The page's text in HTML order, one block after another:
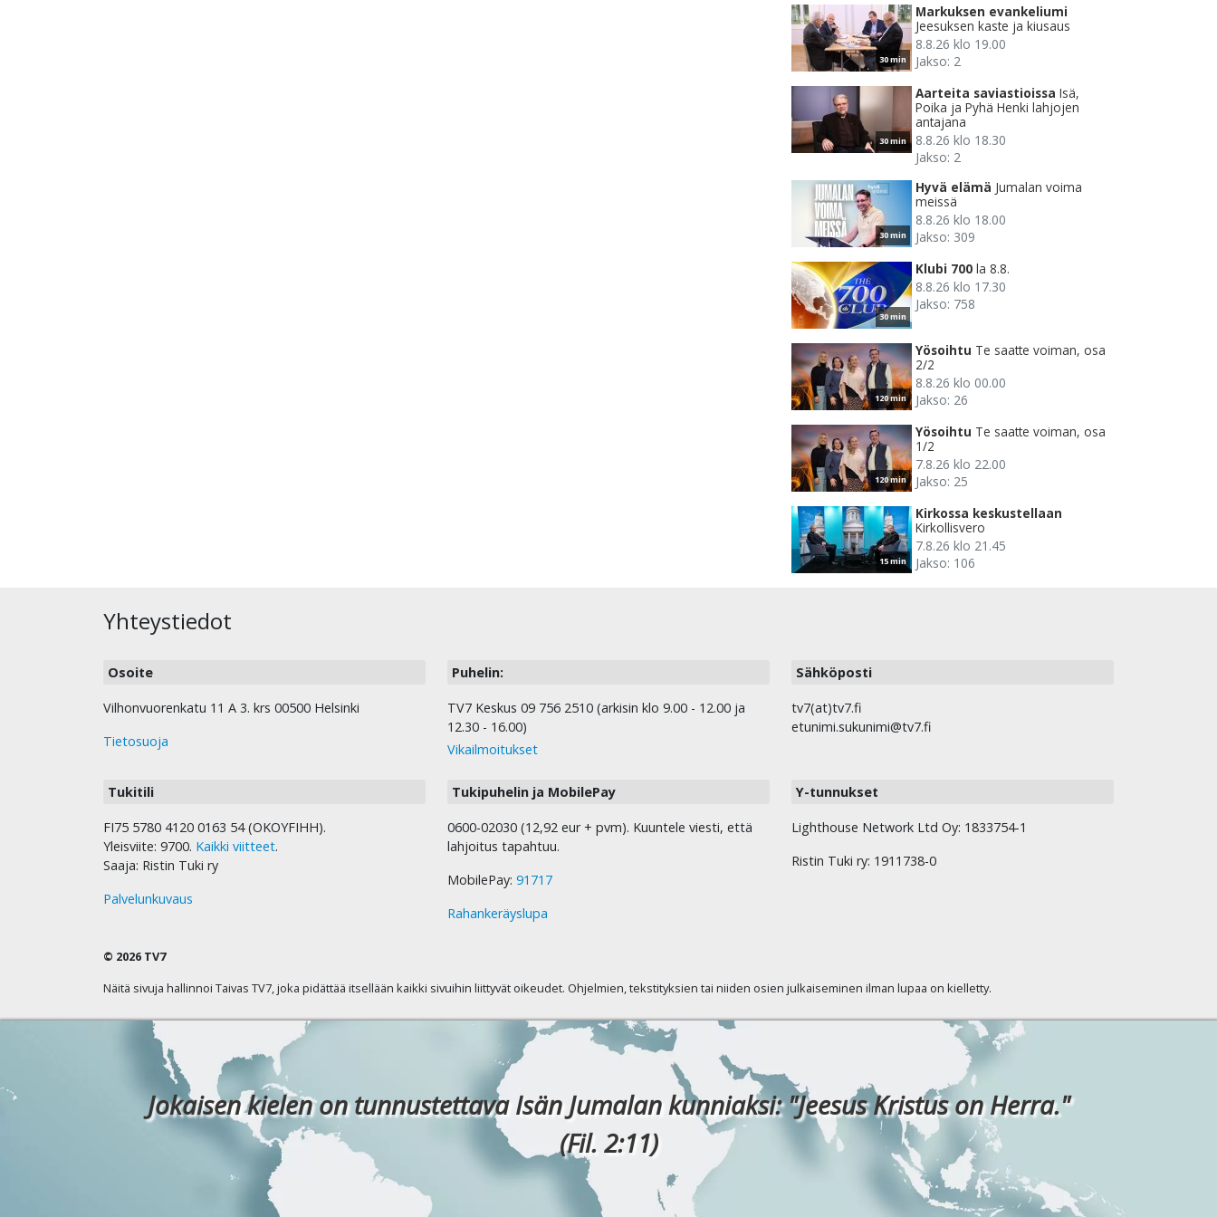
30 min
Markuksen evankeliumi
Jeesuksen kaste ja kiusaus
8.8.26 klo 19.00
Jakso: 2
30 min
Aarteita saviastioissa Isä,
Poika ja Pyhä Henki lahjojen
antajana
8.8.26 klo 18.30
Jakso: 2
30 min
Hyvä elämä Jumalan voima
meissä
8.8.26 klo 18.00
Jakso: 309
30 min
Klubi 700 la 8.8.
8.8.26 klo 17.30
Jakso: 758
120 min
Yösoihtu Te saatte voiman, osa
2/2
8.8.26 klo 00.00
Jakso: 26
120 min
Yösoihtu Te saatte voiman, osa
1/2
7.8.26 klo 22.00
Jakso: 25
15 min
Kirkossa keskustellaan
Kirkollisvero
7.8.26 klo 21.45
Jakso: 106
Yhteystiedot
Osoite
Vilhonvuorenkatu 11 A 3. krs 00500 Helsinki
Tietosuoja
Puhelin:
TV7 Keskus 09 756 2510 (arkisin klo 9.00 - 12.00 ja
12.30 - 16.00)
Vikailmoitukset
Sähköposti
tv7(at)tv7.fi
etunimi.sukunimi@tv7.fi
Tukitili
FI75 5780 4120 0163 54 (OKOYFIHH).
Yleisviite: 9700. Kaikki viitteet.
Saaja: Ristin Tuki ry
Palvelunkuvaus
Tukipuhelin ja MobilePay
0600-02030 (12,92 eur + pvm). Kuuntele viesti, että
lahjoitus tapahtuu.
MobilePay: 91717
Rahankeräyslupa
Y-tunnukset
Lighthouse Network Ltd Oy: 1833754-1
Ristin Tuki ry: 1911738-0
© 2026 TV7
Näitä sivuja hallinnoi Taivas TV7, joka pidättää itsellään kaikki sivuihin liittyvät oikeudet. Ohjelmien, tekstityksien tai niiden osien julkaiseminen ilman lupaa on kielletty.
Jokaisen kielen on tunnustettava Isän Jumalan kunniaksi: "Jeesus Kristus on Herra."
(Fil. 2:11)